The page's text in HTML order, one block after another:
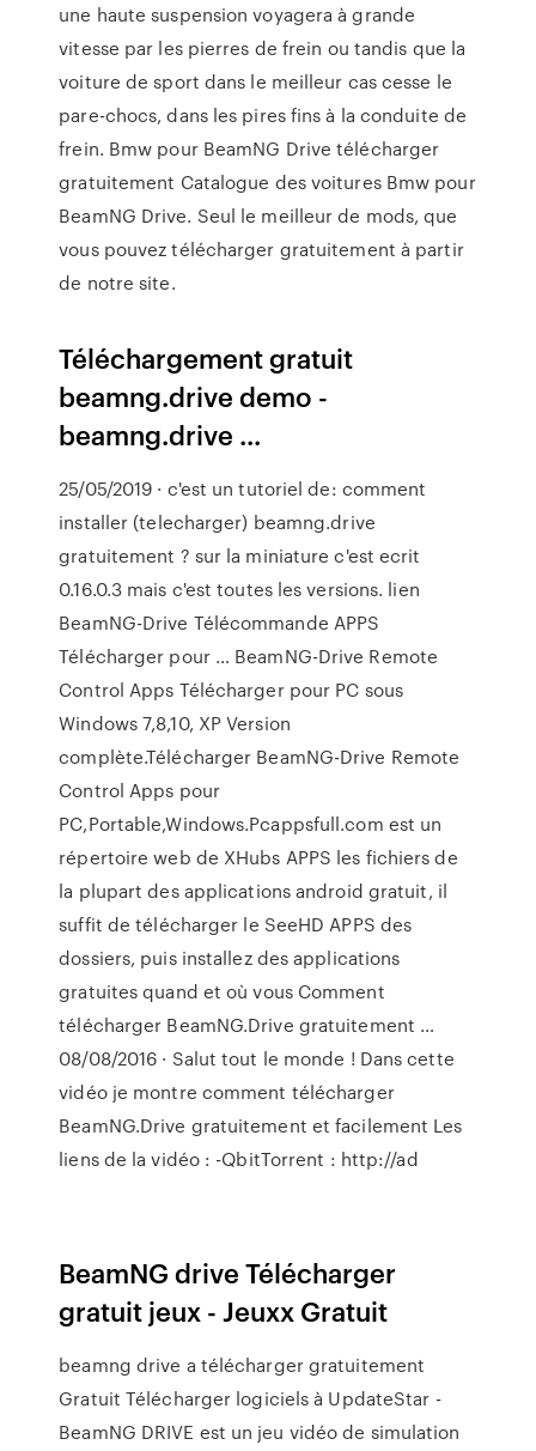
une haute suspension voyagera à grande
vitesse par les pierres de frein ou tandis que la
voiture de sport dans le meilleur cas cesse le
pare-chocs, dans les pires fins à la conduite de
frein. Bmw pour BeamNG Drive télécharger
gratuitement Catalogue des voitures Bmw pour
BeamNG Drive. Seul le meilleur de mods, que
vous pouvez télécharger gratuitement à partir
de notre site.
Téléchargement gratuit
beamng.drive demo -
beamng.drive ...
25/05/2019 · c'est un tutoriel de: comment
installer (telecharger) beamng.drive
gratuitement ? sur la miniature c'est ecrit
0.16.0.3 mais c'est toutes les versions. lien
BeamNG-Drive Télécommande APPS
Télécharger pour … BeamNG-Drive Remote
Control Apps Télécharger pour PC sous
Windows 7,8,10, XP Version
complète.Télécharger BeamNG-Drive Remote
Control Apps pour
PC,Portable,Windows.Pcappsfull.com est un
répertoire web de XHubs APPS les fichiers de
la plupart des applications android gratuit, il
suffit de télécharger le SeeHD APPS des
dossiers, puis installez des applications
gratuites quand et où vous Comment
télécharger BeamNG.Drive gratuitement …
08/08/2016 · Salut tout le monde ! Dans cette
vidéo je montre comment télécharger
BeamNG.Drive gratuitement et facilement Les
liens de la vidéo : -QbitTorrent : http://ad
BeamNG drive Télécharger
gratuit jeux - Jeuxx Gratuit
beamng drive a télécharger gratuitement
Gratuit Télécharger logiciels à UpdateStar -
BeamNG DRIVE est un jeu vidéo de simulation